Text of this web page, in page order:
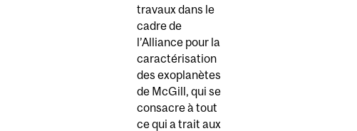
travaux dans le
cadre de
l’Alliance pour la
caractérisation
des exoplanètes
de McGill, qui se
consacre à tout
ce qui a trait aux